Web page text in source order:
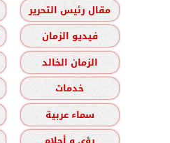
مقال رئيس التحرير
فيديو الزمان
الزمان الخالد
خدمات
سماء عربية